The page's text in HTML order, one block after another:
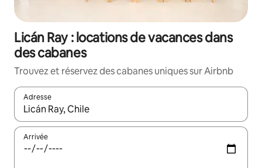
Licán Ray : locations de vacances dans
des cabanes
Trouvez et réservez des cabanes uniques sur Airbnb
Adresse
Lorsque les résultats s'affichent, utilisez les flèches vers le
Arrivée